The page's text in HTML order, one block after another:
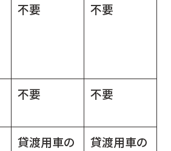
不要 不要
不要 不要
貸渡用車の
貸渡用車の